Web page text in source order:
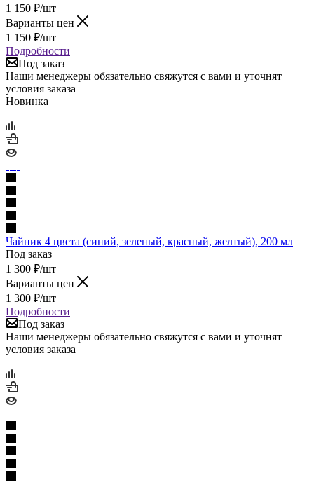
1 150 ₽/шт
Варианты цен
1 150 ₽/шт
Подробности
Под заказ
Наши менеджеры обязательно свяжутся с вами и уточнят
условия заказа
Новинка
Чайник 4 цвета (синий, зеленый, красный, желтый), 200 мл
Под заказ
1 300 ₽/шт
Варианты цен
1 300 ₽/шт
Подробности
Под заказ
Наши менеджеры обязательно свяжутся с вами и уточнят
условия заказа